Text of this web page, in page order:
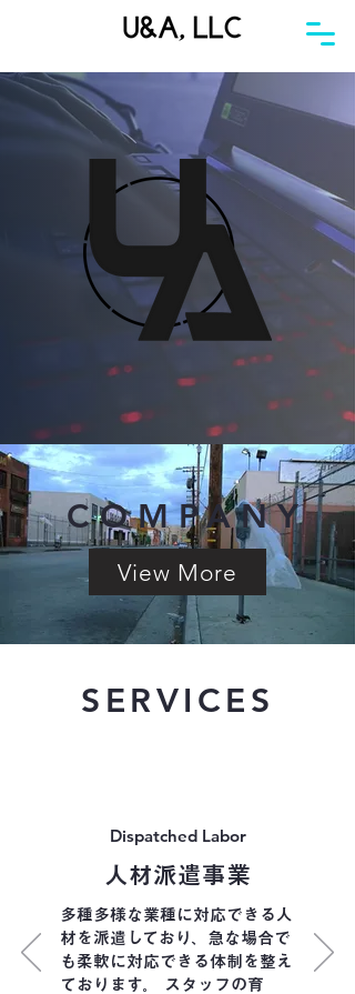
COMPANY
View More
SERVICES
Dispatched Labor
​人材派遣事業
多種多様な業種に対応できる人
材を派遣しており、急な場合で
も柔軟に対応できる体制を整え
ております。 スタッフの育